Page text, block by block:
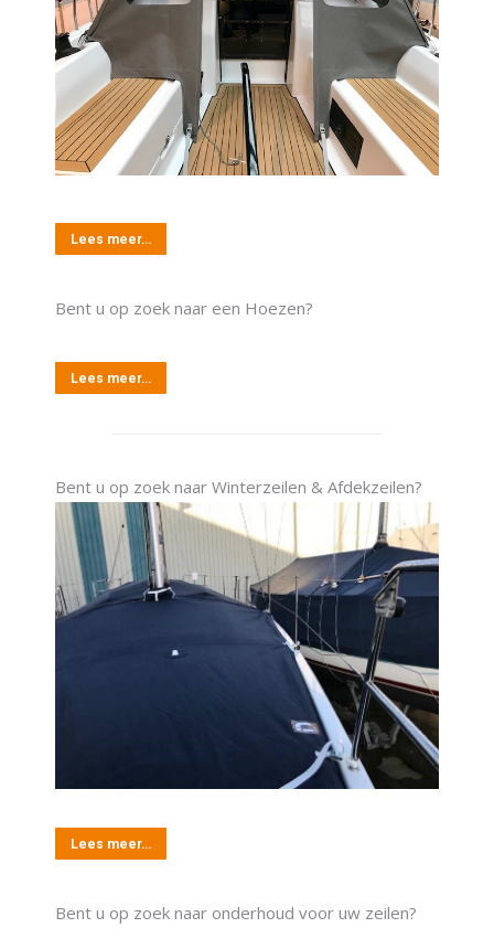
Lees meer…
Bent u op zoek naar een Hoezen?
Lees meer…
Bent u op zoek naar Winterzeilen & Afdekzeilen?
Lees meer…
Bent u op zoek naar onderhoud voor uw zeilen?